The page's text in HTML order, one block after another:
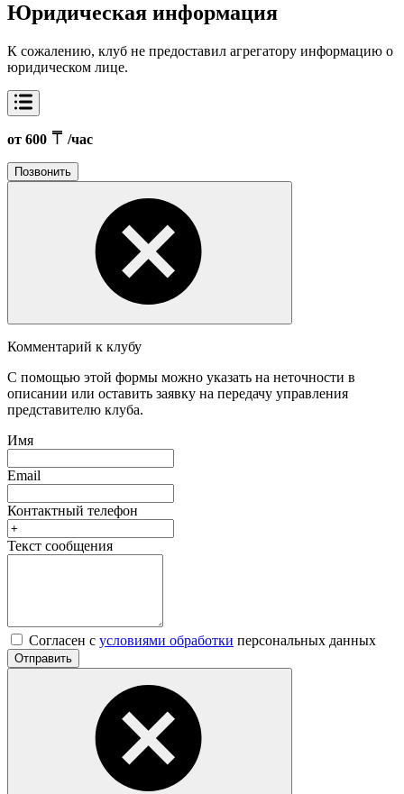
Юридическая информация
К сожалению, клуб не предоставил агрегатору информацию о
юридическом лице.
от 600 /час
Позвонить
Комментарий к клубу
С помощью этой формы можно указать на неточности в
описании или оставить заявку на передачу управления
представителю клуба.
Имя
Email
Контактный телефон
Текст сообщения
Согласен с условиями обработки персональных данных
Отправить